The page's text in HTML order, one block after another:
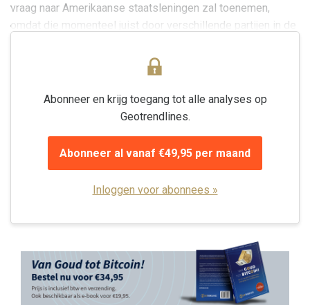
vraag naar Amerikaanse staatsleningen zal toenemen,
omdat die momenteel juist door verschillende partijen in de
Abonneer en krijg toegang tot alle analyses op
Geotrendlines.
Abonneer al vanaf €49,95 per maand
Inloggen voor abonnees »